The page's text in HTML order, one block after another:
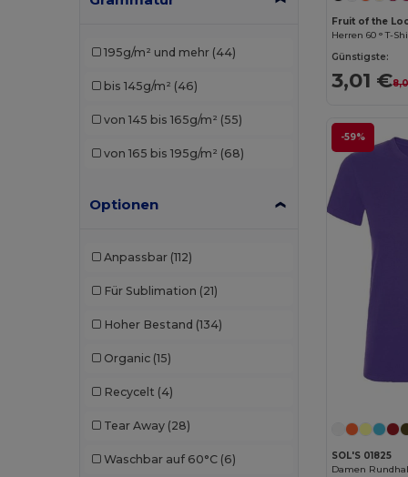
Roly Sport
195g/m² und mehr (44)
bis 145g/m² (46)
von 145 bis 165g/m² (55)
von 165 bis 195g/m² (68)
Optionen
Anpassbar (112)
Für Sublimation (21)
Hoher Bestand (134)
Organic (15)
Recycelt (4)
Tear Away (28)
Waschbar auf 60°C (6)
Fruit of the
Herren 60 ° T-
Günstigste:
3,01 €
-59%
SOL'S 01825
Damen